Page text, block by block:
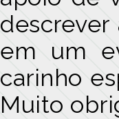
em um
carinho
Muito